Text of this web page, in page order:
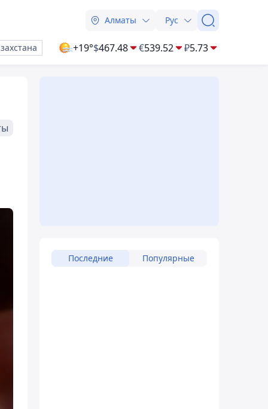
Алматы Рус
+19°$467.48 €539.52 ₽5.73
Последние Популярные